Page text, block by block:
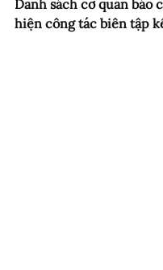
Danh sách cơ quan báo
hiện công tác biên tập